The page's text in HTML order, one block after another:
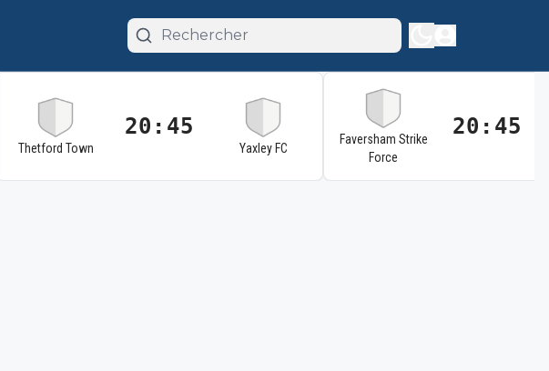
Thetford Town
20:45
Yaxley FC
Faversham Strike
Force
20:45